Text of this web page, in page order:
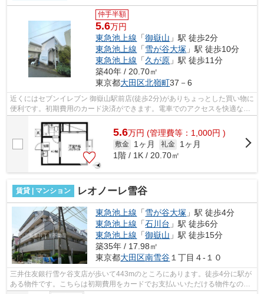
仲手半額
5.6万円
東急池上線 「御嶽山 」駅 徒歩2分
東急池上線 「雪が谷大塚 」駅 徒歩10分
東急池上線 「久が原 」駅 徒歩11分
築40年 / 20.70㎡
東京都大田区北嶺町37－6
近くにはセブンイレブン 御嶽山駅前店(徒歩2分)がありちょっとした買い物に
便利です。初期費用のカード決済ができます。電車でのアクセスを快適なも
のにする、2駅利用可能な物件です。...
5.6万円 (管理費等：1,000円 )
敷金 1ヶ月 礼金
1ヶ月
1階 / 1K / 20.70㎡
賃貸 | マンション レオノーレ雪谷
東急池上線 「雪が谷大塚 」駅 徒歩4分
東急池上線 「石川台 」駅 徒歩6分
東急池上線 「御嶽山 」駅 徒歩15分
築35年 / 17.98㎡
東京都大田区南雪谷 １丁目４-１０
三井住友銀行雪ケ谷支店が歩いて443mのところにあります。徒歩4分に駅が
ある物件です。こちらは初期費用をカードでお支払いいただける物件なの